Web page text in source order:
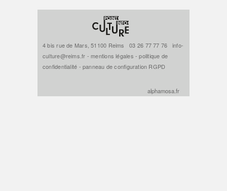
4 bis rue de Mars, 51100 Reims03 26 77 77 76
info-
culture@reims.fr -mentions légales -politique de
confidentialité - panneau de configuration RGPD
alphamosa.fr